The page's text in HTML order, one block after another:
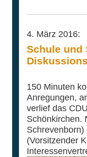
4. März 2016:
Schule und
150 Minuten
Anregungen,
verlief das
Schönkirchen.
(Vorsitzender